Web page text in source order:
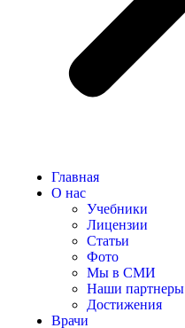
Главная
О нас
Учебники
Лицензии
Статьи
Фото
Мы в СМИ
Наши партнеры
Достижения
Врачи